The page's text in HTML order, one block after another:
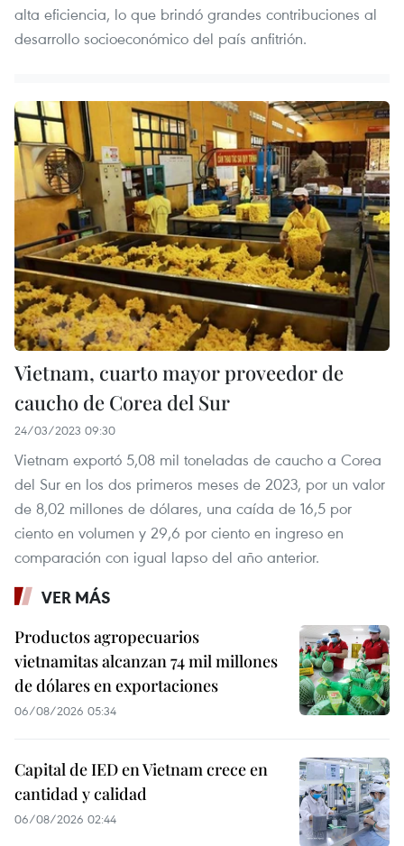
alta eficiencia, lo que brindó grandes contribuciones al
desarrollo socioeconómico del país anfitrión.
Vietnam, cuarto mayor proveedor de
caucho de Corea del Sur
24/03/2023 09:30
Vietnam exportó 5,08 mil toneladas de caucho a Corea
del Sur en los dos primeros meses de 2023, por un valor
de 8,02 millones de dólares, una caída de 16,5 por
ciento en volumen y 29,6 por ciento en ingreso en
comparación con igual lapso del año anterior.
VER MÁS
Productos agropecuarios
vietnamitas alcanzan 74 mil millones
de dólares en exportaciones
06/08/2026 05:34
Capital de IED en Vietnam crece en
cantidad y calidad
06/08/2026 02:44